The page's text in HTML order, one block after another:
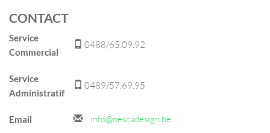
CONTACT
Service
Commercial
0488/65.09.92
Service
Administratif
0489/57.69.95
Email info@nescadesign.be